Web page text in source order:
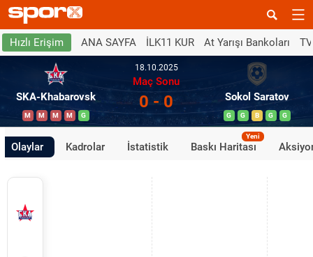
Hızlı Erişim ANA SAYFA İLK11 KUR At Yarışı Bankoları
SKA-Khabarovsk
M M M M G
18.10.2025
Maç Sonu
0 - 0 Sokol Saratov
G G B G G
Olaylar Kadrolar İstatistik Baskı Haritası
Yeni